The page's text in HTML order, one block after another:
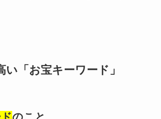
「お宝キーワード」